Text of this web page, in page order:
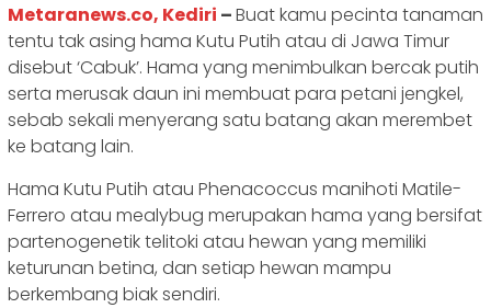
Metaranews.co, Kediri –Buat kamu pecinta tanaman
tentu tak asing hama Kutu Putih atau di Jawa Timur
disebut ‘Cabuk’. Hama yang menimbulkan bercak putih
serta merusak daun ini membuat para petani jengkel,
sebab sekali menyerang satu batang akan merembet
ke batang lain.
Hama Kutu Putih atau Phenacoccus manihoti Matile-
Ferrero atau mealybug merupakan hama yang bersifat
partenogenetik telitoki atau hewan yang memiliki
keturunan betina, dan setiap hewan mampu
berkembang biak sendiri.